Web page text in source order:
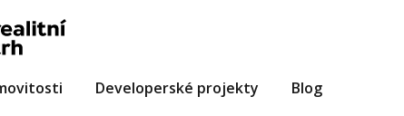
Developerské projekty Blog